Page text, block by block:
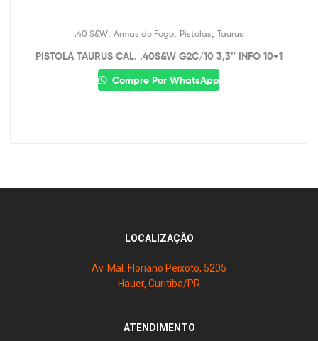
.40 S&W, Armas de Fogo, Pistolas Taurus
PISTOLA TAURUS CAL. .40S&W G2C/10 3,3″ INFO 10+1
Compre Por WhatsApp
LOCALIZAÇÃO
Av. Mal. Floriano Peixoto, 5205
Hauer, Curitiba/PR
ATENDIMENTO